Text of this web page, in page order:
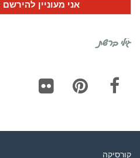
גילי ברשת
קורסיקה